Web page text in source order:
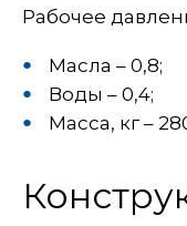
Рабочее
Масла – 0,8;
Воды – 0,4;
Масса, кг –